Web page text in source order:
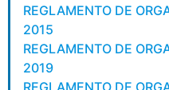
REGLAMENTO DE
2015
REGLAMENTO DE
2019
REGLAMENTO DE